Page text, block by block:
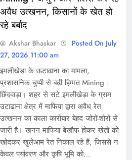
अवैध उत्खनन, किसानों के खेत हो
रहे बर्बाद
Akshar Bhaskar
Posted On July
27, 2026 11:00 am
इमलीखेड़ा के ऊटाढाना का मामला,
प्रशासनिक चुप्पी से बढ़ी हिम्मत Mining :
छिंदवाड़ा। शहर से सटे इमलीखेड़ा के ग्राम
उटाढाना क्षेत्र में माफिया द्वारा अवैध रेत
उत्खनन का काला कारोबार बेहद जोरों-शोरों से
जारी है। खनन माफिया बेखौफ होकर खेतों को
खोदकर खुलेआम रेत निकाल रहे हैं, जिससे न
केवल पर्यावरण और कृषि भूमि को…